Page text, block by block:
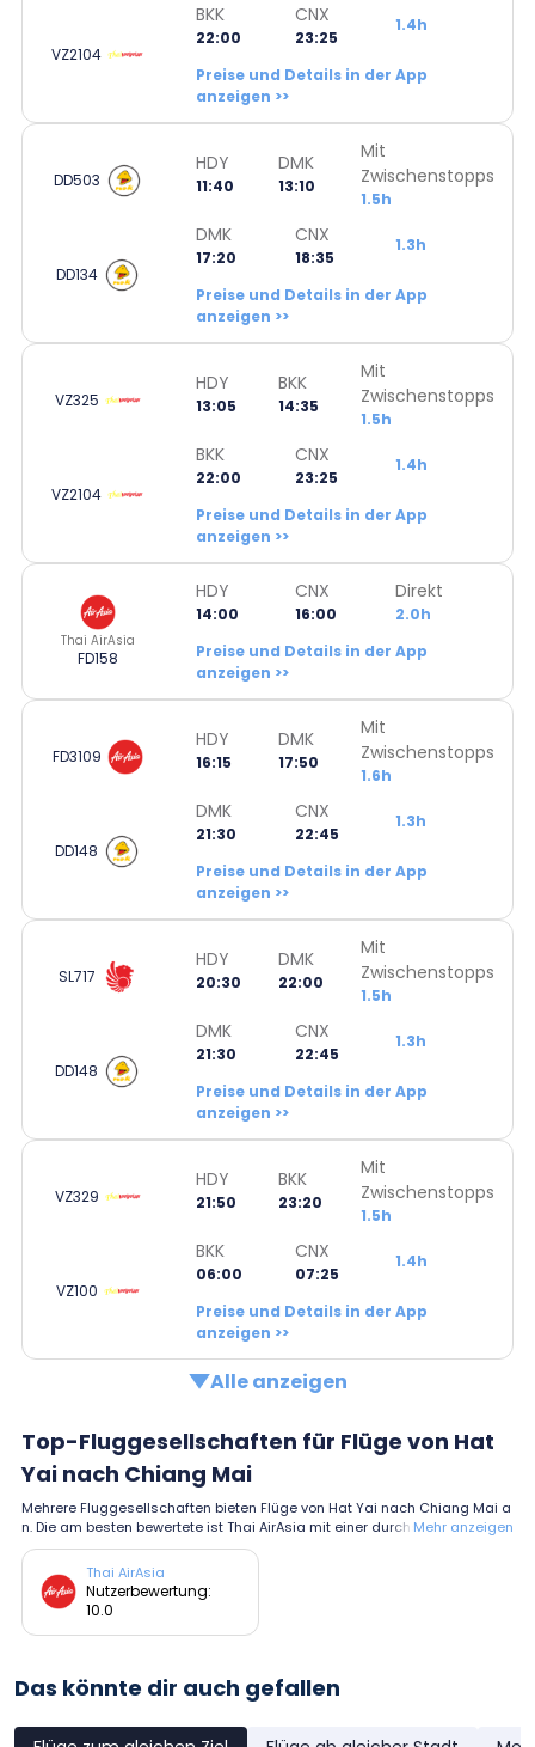
VZ2104
BKK
22:00
CNX
23:25
1.4h
Preise und Details in der App
anzeigen >>
DD503
HDY
11:40
DMK
13:10
Mit
Zwischenstopps
1.5h
DD134
DMK
17:20
CNX
18:35
1.3h
Preise und Details in der App
anzeigen >>
VZ325
HDY
13:05
BKK
14:35
Mit
Zwischenstopps
1.5h
VZ2104
BKK
22:00
CNX
23:25
1.4h
Preise und Details in der App
anzeigen >>
Thai AirAsia
FD158
HDY
14:00
CNX
16:00
Direkt
2.0h
Preise und Details in der App
anzeigen >>
FD3109
HDY
16:15
DMK
17:50
Mit
Zwischenstopps
1.6h
DD148
DMK
21:30
CNX
22:45
1.3h
Preise und Details in der App
anzeigen >>
SL717
HDY
20:30
DMK
22:00
Mit
Zwischenstopps
1.5h
DD148
DMK
21:30
CNX
22:45
1.3h
Preise und Details in der App
anzeigen >>
VZ329
HDY
21:50
BKK
23:20
Mit
Zwischenstopps
1.5h
VZ100
BKK
06:00
CNX
07:25
1.4h
Preise und Details in der App
anzeigen >>
Alle anzeigen
Top-Fluggesellschaften für Flüge von Hat
Yai nach Chiang Mai
Mehrere Fluggesellschaften bieten Flüge von Hat Yai nach Chiang Mai a
n. Die am besten bewertete ist Thai AirAsia mit einer durchschnittlichen B
ewertung von 10.0.
Mehr anzeigen
Thai AirAsia
Nutzerbewertung:
10.0
Das könnte dir auch gefallen